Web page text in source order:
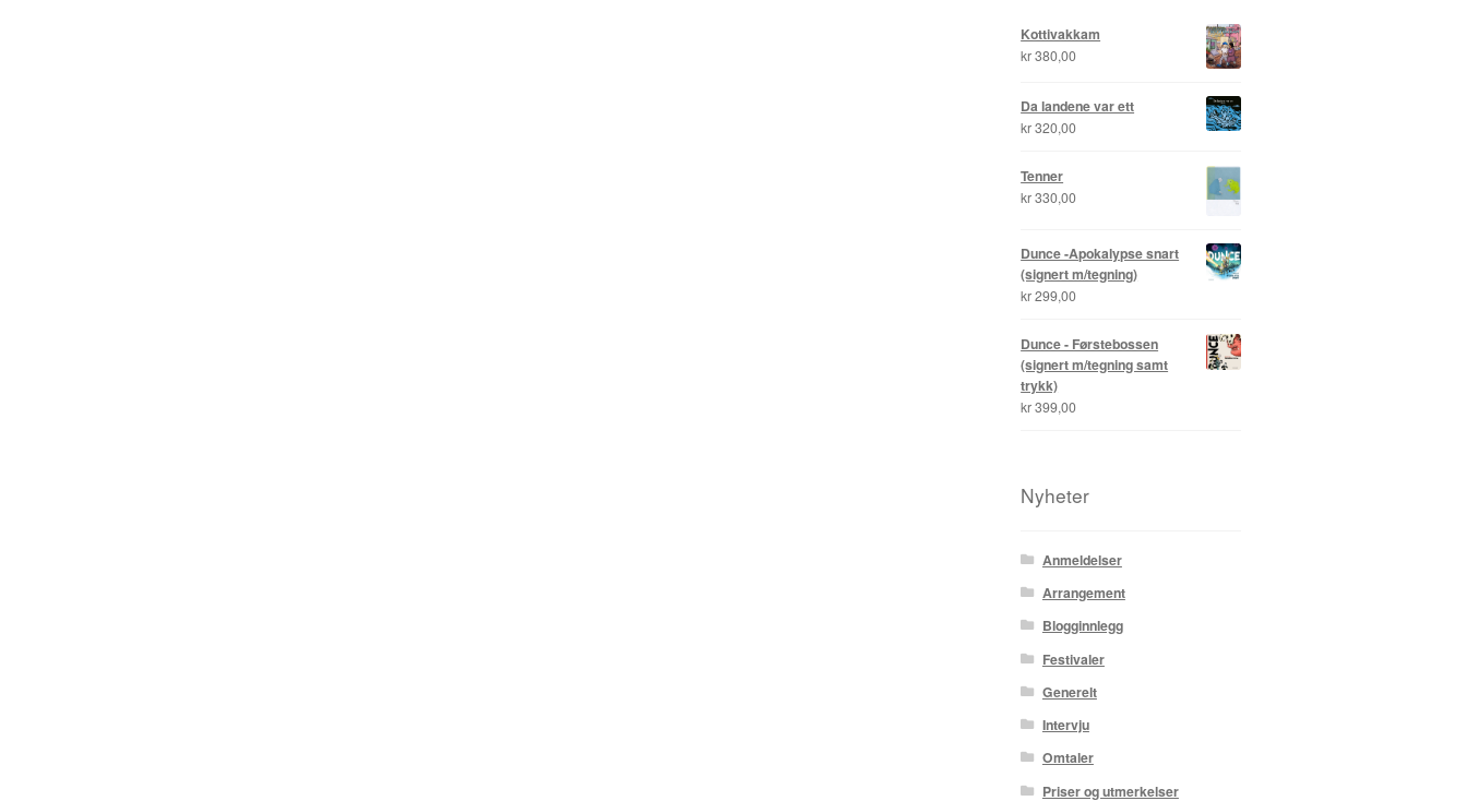
Kottivakkam
kr380,00
Da landene var ett
kr320,00
Tenner
kr330,00
Dunce -Apokalypse snart
(signert m/tegning)
kr299,00
Dunce - Førstebossen
(signert m/tegning samt
trykk)
kr399,00
Nyheter
Anmeldelser
Arrangement
Blogginnlegg
Festivaler
Generelt
Intervju
Omtaler
Priser og utmerkelser